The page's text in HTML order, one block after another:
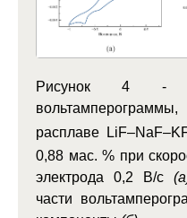
Рисунок 4
расплаве
0,88 мас. % при
электрода 0,2 В/с
части